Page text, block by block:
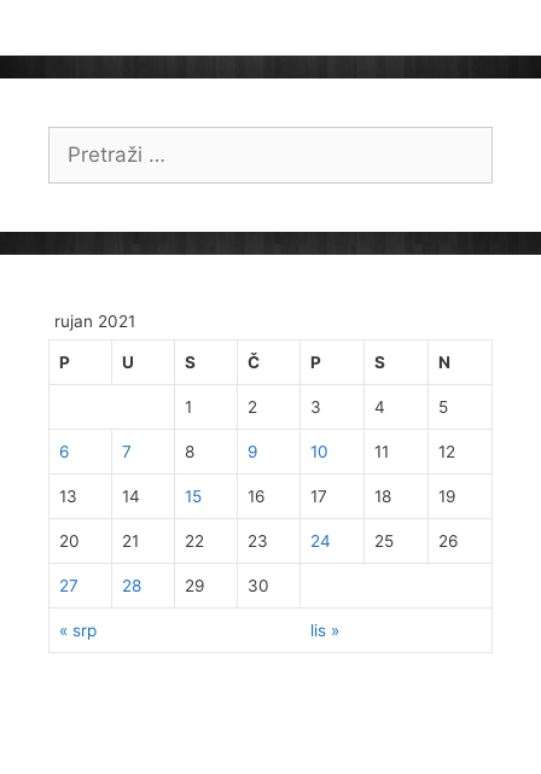
Pretraži:
rujan 2021
P U S Č P S N
« srp lis »
1 2 3 4 5
6 7 8 9 10 11 12
13 14 15 16 17 18 19
20 21 22 23 24 25 26
27 28 29 30